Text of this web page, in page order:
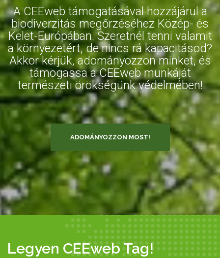
A CEEweb támogatásával hozzájárul a
biodiverzitás megőrzéséhez Közép- és
Kelet-Európában. Szeretnél tenni valamit
a környezetért, de nincs rá kapacitásod?
Akkor kérjük, adományozzon minket, és
támogassa a CEEweb munkáját
természeti örökségünk védelmében!
ADOMÁNYOZZON MOST!
Legyen CEEweb Tag!